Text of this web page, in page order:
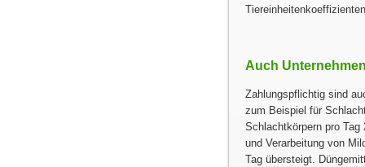
Auch
Zahlungspflichtig sind
zum Beispiel für
Schlachtkörpern pro
und Verarbeitung von
Tag übersteigt.